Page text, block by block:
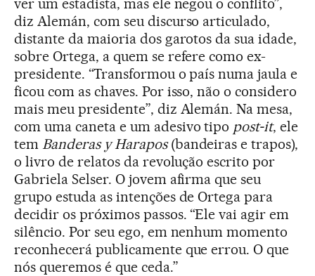
diz Alemán, com seu discurso articulado,
distante da maioria dos garotos da sua idade,
sobre Ortega, a quem se refere como ex-
presidente. “Transformou o país numa jaula e
ficou com as chaves. Por isso, não o considero
mais meu presidente”, diz Alemán. Na mesa,
com uma caneta e um adesivo tipo post-it, ele
tem Banderas y Harapos(bandeiras e trapos),
o livro de relatos da revolução escrito por
Gabriela Selser. O jovem afirma que seu
grupo estuda as intenções de Ortega para
decidir os próximos passos. “Ele vai agir em
silêncio. Por seu ego, em nenhum momento
reconhecerá publicamente que errou. O que
nós queremos é que ceda.”